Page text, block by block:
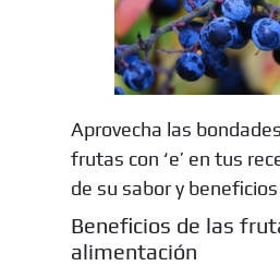
Aprovecha las
frutas con ‘e’ en tus
de su sabor y
Beneficios de las
alimentación